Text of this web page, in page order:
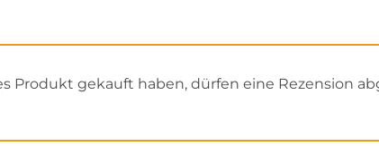
Produkt gekauft haben, dürfen eine Rezension